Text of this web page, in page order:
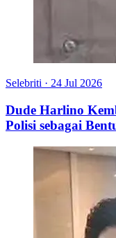
Selebriti · 24 Jul 2026
Dude Harlino
Polisi sebagai